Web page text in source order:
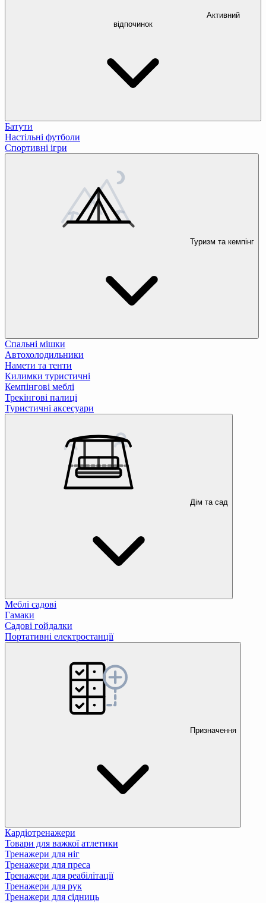
Активний
відпочинок
Батути
Настільні футболи
Спортивні ігри
Туризм та кемпінг
Спальні мішки
Автохолодильники
Намети та тенти
Килимки туристичні
Кемпінгові меблі
Трекінгові палиці
Туристичні аксесуари
Дім та сад
Меблі садові
Гамаки
Садові гойдалки
Портативні електростанції
Призначення
Кардіотренажери
Товари для важкої атлетики
Тренажери для ніг
Тренажери для преса
Тренажери для реабілітації
Тренажери для рук
Тренажери для сідниць